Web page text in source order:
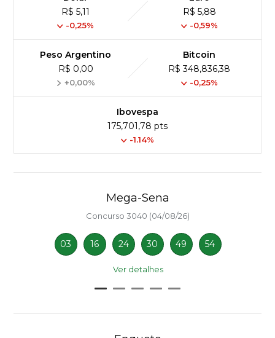
R$ 5,11
-0,25%
R$ 5,88
-0,59%
Peso Argentino
R$ 0,00
+0,00%
Bitcoin
R$ 348,836,38
-0,25%
Ibovespa
175,701,78 pts
-1.14%
Mega-Sena
Concurso 3040 (04/08/26)
03 16 24 30 49 54
Ver detalhes